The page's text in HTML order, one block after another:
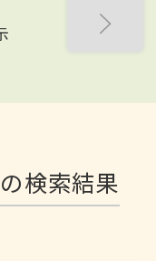
検索結果